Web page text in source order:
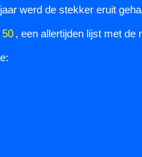
werd de stekker eruit
, een allertijden lijst met de